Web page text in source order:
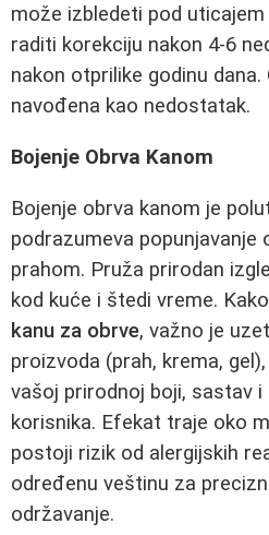
može izbledeti pod
raditi korekciju nakon 4-6
nakon otprilike godinu dana.
navođena kao nedostatak.
Bojenje Obrva Kanom
Bojenje obrva kanom je
podrazumeva popunjavanje
prahom. Pruža prirodan
kod kuće i štedi vreme.
kanu za obrve, važno je
proizvoda (prah, krema,
vašoj prirodnoj boji, sastav i
korisnika. Efekat traje oko
postoji rizik od alergijskih
određenu veštinu za
održavanje.